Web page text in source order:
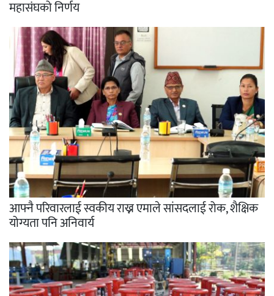
महासंघको निर्णय
आफ्नै परिवारलाई स्वकीय राख्न एमाले सांसदलाई रोक, शैक्षिक
योग्यता पनि अनिवार्य